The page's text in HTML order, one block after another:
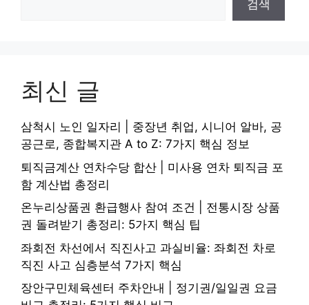
검색
최신 글
삼척시 노인 일자리 | 중장년 취업, 시니어 알바, 공
공근로, 종합복지관 A to Z: 7가지 핵심 정보
퇴직금계산 연차수당 합산 | 미사용 연차 퇴직금 포
함 계산법 총정리
온누리상품권 환급행사 참여 조건 | 전통시장 상품
권 돌려받기 총정리: 5가지 핵심 팁
좌회전 차선에서 직진사고 과실비율: 좌회전 차로
직진 사고 심층분석 7가지 핵심
장안구민체육센터 주차안내 | 정기권/일일권 요금